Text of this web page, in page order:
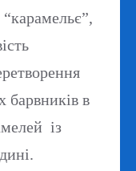
барвників в
із